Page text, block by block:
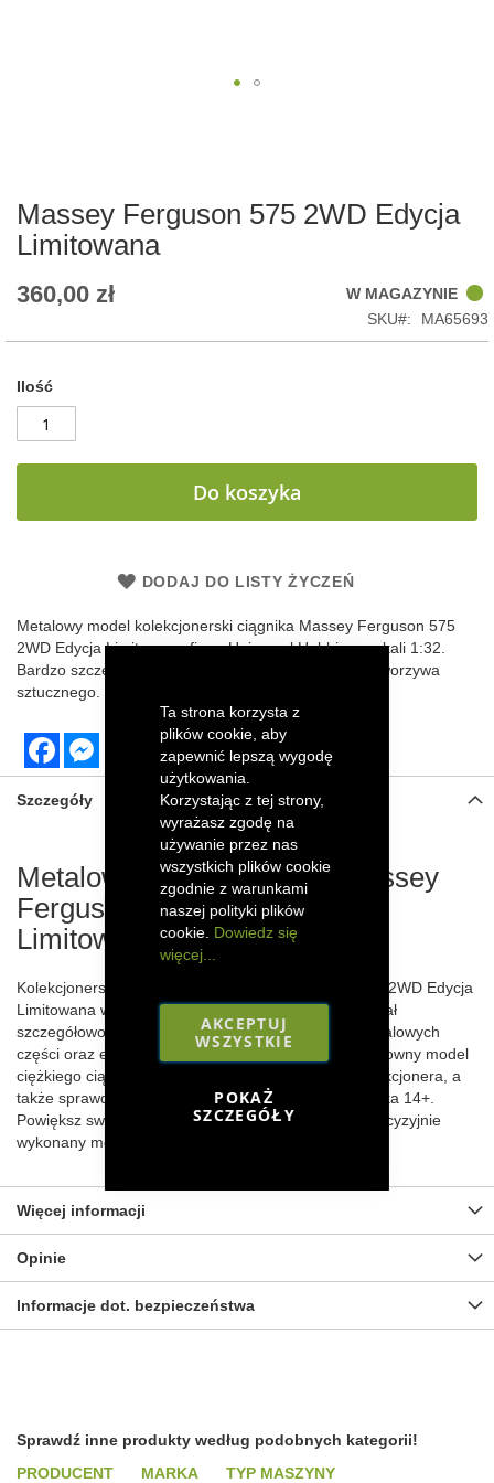
Ta strona korzysta z
plików cookie, aby
zapewnić lepszą wygodę
użytkowania.
Korzystając z tej strony,
wyrażasz zgodę na
używanie przez nas
wszystkich plików cookie
zgodnie z warunkami
naszej polityki plików
cookie. Dowiedz się
więcej...
AKCEPTUJ
WSZYSTKIE
POKAŻ
SZCZEGÓŁY
the
images
Massey Ferguson 575 2WD Edycja
Limitowana
360,00 zł
W MAGAZYNIE
SKU
MA65693
Ilość
Do koszyka
DODAJ DO LISTY ŻYCZEŃ
Metalowy model kolekcjonerski ciągnika Massey Ferguson 575
2WD Edycja Limitowana firmy Universal Hobbies w skali 1:32.
Bardzo szczegółowo odwzorowany z elementami z tworzywa
sztucznego.
FacebookMessenger
Szczegóły
Metalowy model ciągnika Massey
Ferguson 575 2WD Edycja
Limitowana
Kolekcjonerski model traktora Massey Ferguson 575 2WD Edycja
Limitowana w skali 1:32 firmy Universal Hobbies został
szczegółowo odwzorowany dzięki wykorzystaniu metalowych
części oraz elementów z tworzywa sztucznego. Efektowny model
ciężkiego ciągnika rolniczego zachwyci każdego kolekcjonera, a
także sprawdzi się jako zabawka dla starszego dziecka 14+.
Powiększ swoją kolekcję sprzętu rolniczego o ten precyzyjnie
wykonany model!
Więcej informacji
Opinie
Informacje dot. bezpieczeństwa
Sprawdź inne produkty według podobnych kategorii!
PRODUCENT
MARKA TYP MASZYNY